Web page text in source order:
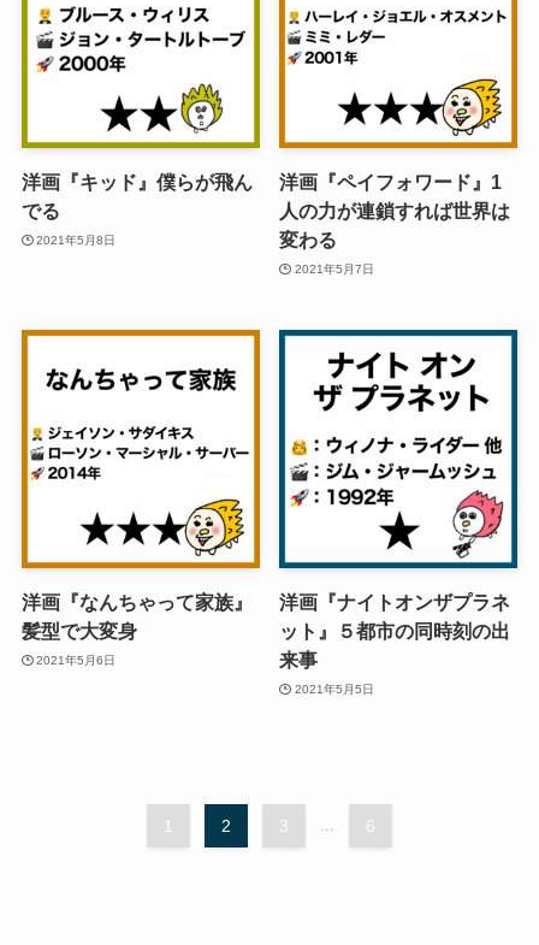
洋画『キッド』僕らが飛ん
でる
2021年5月8日
洋画『ペイフォワード』1
人の力が連鎖すれば世界は
変わる
2021年5月7日
洋画『なんちゃって家族』
髪型で大変身
2021年5月6日
洋画『ナイトオンザプラネ
ット』５都市の同時刻の出
来事
2021年5月5日
1 2 3 ... 6